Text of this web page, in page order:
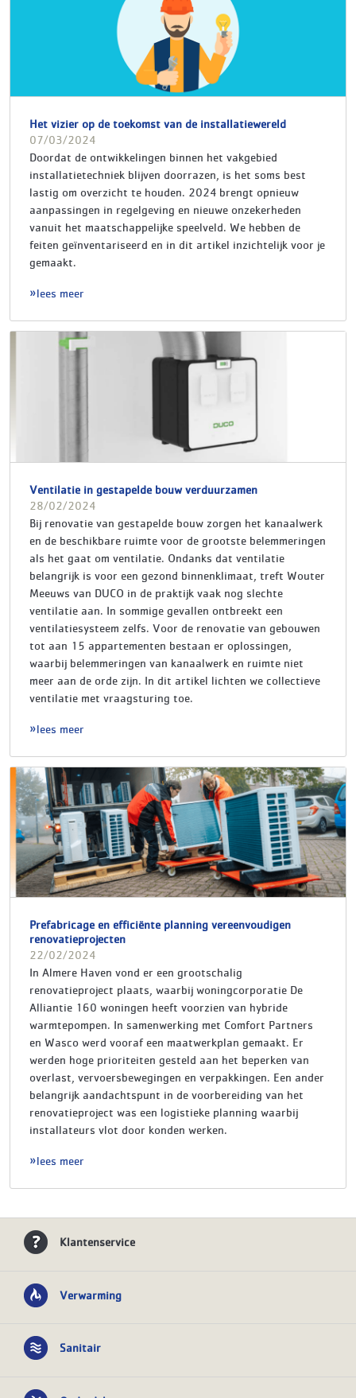
Het vizier op de toekomst van de installatiewereld
07/03/2024
Doordat de ontwikkelingen binnen het vakgebied
installatietechniek blijven doorrazen, is het soms best
lastig om overzicht te houden. 2024 brengt opnieuw
aanpassingen in regelgeving en nieuwe onzekerheden
vanuit het maatschappelijke speelveld. We hebben de
feiten geïnventariseerd en in dit artikel inzichtelijk voor je
gemaakt.
lees meer
Ventilatie in gestapelde bouw verduurzamen
28/02/2024
Bij renovatie van gestapelde bouw zorgen het kanaalwerk
en de beschikbare ruimte voor de grootste belemmeringen
als het gaat om ventilatie. Ondanks dat ventilatie
belangrijk is voor een gezond binnenklimaat, treft Wouter
Meeuws van DUCO in de praktijk vaak nog slechte
ventilatie aan. In sommige gevallen ontbreekt een
ventilatiesysteem zelfs. Voor de renovatie van gebouwen
tot aan 15 appartementen bestaan er oplossingen,
waarbij belemmeringen van kanaalwerk en ruimte niet
meer aan de orde zijn. In dit artikel lichten we collectieve
ventilatie met vraagsturing toe.
lees meer
Prefabricage en efficiënte planning vereenvoudigen
renovatieprojecten
22/02/2024
In Almere Haven vond er een grootschalig
renovatieproject plaats, waarbij woningcorporatie De
Alliantie 160 woningen heeft voorzien van hybride
warmtepompen. In samenwerking met Comfort Partners
en Wasco werd vooraf een maatwerkplan gemaakt. Er
werden hoge prioriteiten gesteld aan het beperken van
overlast, vervoersbewegingen en verpakkingen. Een ander
belangrijk aandachtspunt in de voorbereiding van het
renovatieproject was een logistieke planning waarbij
installateurs vlot door konden werken.
lees meer
Klantenservice
Verwarming
Sanitair